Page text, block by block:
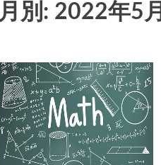
月別: 2022年5月